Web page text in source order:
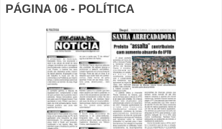
PÁGINA 06 - POLÍTICA